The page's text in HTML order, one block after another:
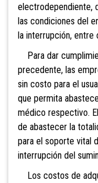
electrodependiente,
las condiciones del
la interrupción, entre
Para dar
precedente, las
sin costo para el
que permita
médico respectivo.
de abastecer la
para el soporte vital
interrupción del
Los costos de